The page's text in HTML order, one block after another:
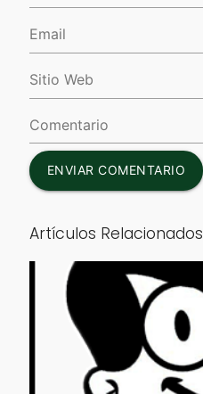
ENVIAR COMENTARIO
Artículos Relacionados